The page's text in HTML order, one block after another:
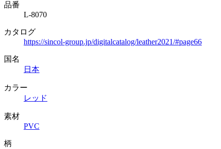
品番
L-8070
カタログ
https://sincol-group.jp/digitalcatalog/leather2021/#page66
国名
日本
カラー
レッド
素材
PVC
柄